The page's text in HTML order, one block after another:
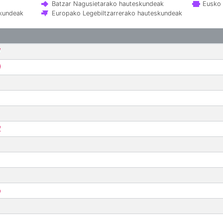
Batzar Nagusietarako hauteskundeak
Europako Legebiltzarrerako hauteskundeak